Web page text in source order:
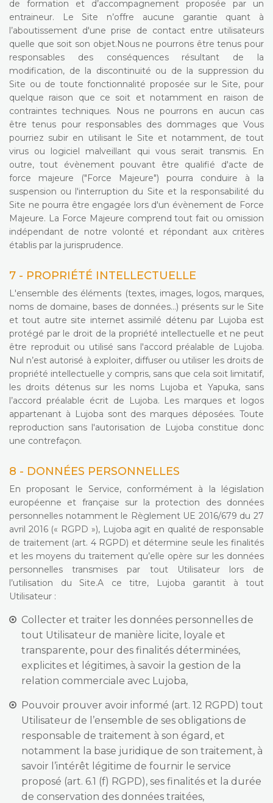
de formation et d’accompagnement proposée par un
entraineur. Le Site n’offre aucune garantie quant à
l’aboutissement d'une prise de contact entre utilisateurs
quelle que soit son objet.Nous ne pourrons être tenus pour
responsables des conséquences résultant de la
modification, de la discontinuité ou de la suppression du
Site ou de toute fonctionnalité proposée sur le Site, pour
quelque raison que ce soit et notamment en raison de
contraintes techniques. Nous ne pourrons en aucun cas
être tenus pour responsables des dommages que Vous
pourriez subir en utilisant le Site et notamment, de tout
virus ou logiciel malveillant qui vous serait transmis. En
outre, tout évènement pouvant être qualifié d'acte de
force majeure ("Force Majeure") pourra conduire à la
suspension ou l'interruption du Site et la responsabilité du
Site ne pourra être engagée lors d'un évènement de Force
Majeure. La Force Majeure comprend tout fait ou omission
indépendant de notre volonté et répondant aux critères
établis par la jurisprudence.
7 - PROPRIÉTÉ INTELLECTUELLE
L'ensemble des éléments (textes, images, logos, marques,
noms de domaine, bases de données…) présents sur le Site
et tout autre site internet assimilé détenu par Lujoba est
protégé par le droit de la propriété intellectuelle et ne peut
être reproduit ou utilisé sans l'accord préalable de Lujoba.
Nul n’est autorisé à exploiter, diffuser ou utiliser les droits de
propriété intellectuelle y compris, sans que cela soit limitatif,
les droits détenus sur les noms Lujoba et Yapuka, sans
l’accord préalable écrit de Lujoba. Les marques et logos
appartenant à Lujoba sont des marques déposées. Toute
reproduction sans l'autorisation de Lujoba constitue donc
une contrefaçon.
8 - DONNÉES PERSONNELLES
En proposant le Service, conformément à la législation
européenne et française sur la protection des données
personnelles notamment le Règlement UE 2016/679 du 27
avril 2016 (« RGPD »), Lujoba agit en qualité de responsable
de traitement (art. 4 RGPD) et détermine seule les finalités
et les moyens du traitement qu’elle opère sur les données
personnelles transmises par tout Utilisateur lors de
l’utilisation du Site.A ce titre, Lujoba garantit à tout
Utilisateur :
Collecter et traiter les données personnelles de
tout Utilisateur de manière licite, loyale et
transparente, pour des finalités déterminées,
explicites et légitimes, à savoir la gestion de la
relation commerciale avec Lujoba,
Pouvoir prouver avoir informé (art. 12 RGPD) tout
Utilisateur de l’ensemble de ses obligations de
responsable de traitement à son égard, et
notamment la base juridique de son traitement, à
savoir l’intérêt légitime de fournir le service
proposé (art. 6.1 (f) RGPD), ses finalités et la durée
de conservation des données traitées,